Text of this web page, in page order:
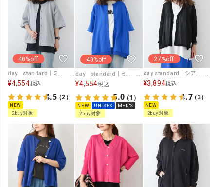
40%off
day standard｜ミドルスリーブ裾タックカーディガン [[d-c-021-F]][D]
¥4,554税込
4.5（2）
NEW
2buy対象
40%off
day standard｜ミドルスリーブ裾タックカーディガン [[d-c-021]][D]
¥4,554税込
5.0（1）
NEW UNISEX
MEN'S
2buy対象
27%off
day standard｜シアーポンチョカーディガン [[10-01-47688]][D]
¥3,894税込
4.7（3）
NEW
2buy対象